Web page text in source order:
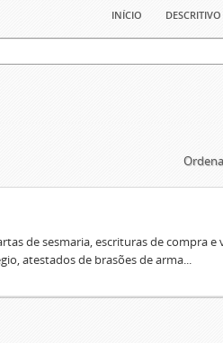
início descritivo
de sesmaria, escrituras de compra
atestados de brasões de arma...